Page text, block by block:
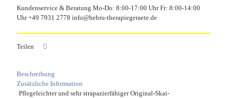
cm
Menge
Kundenservice & Beratung Mo-Do: 8:00-17:00 Uhr Fr: 8:00-14:00
Uhr +49 7931 2778 info@hebru-therapiegeraete.de
Teilen
Beschreibung
Zusätzliche Information
Pflegeleichter und sehr strapazierfähiger Original-Skai-